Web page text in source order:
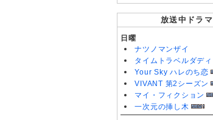
放送中ドラマ
日曜
ナツノマンザイ
タイムトラベルダディ
Your Sky ハレのち恋
VIVANT 第2シーズン
マイ・フィクション
一次元の挿し木